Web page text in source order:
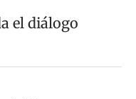
el diálogo